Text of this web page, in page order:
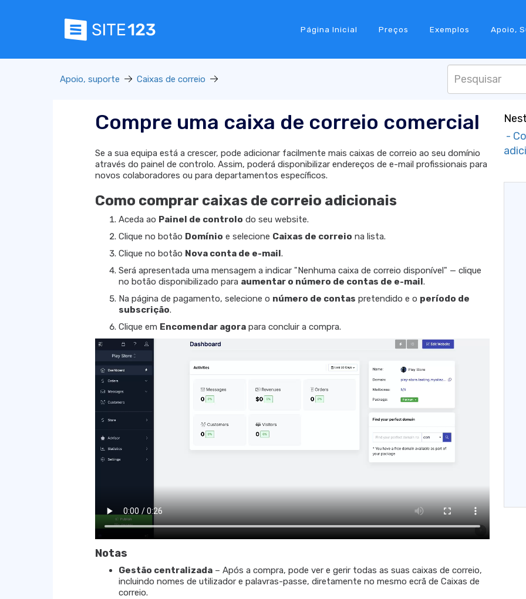
Página Inicial Preços Exemplos Apoio,
Apoio, suporte Caixas de correio
Compre uma caixa de correio comercial
Se a sua equipa está a crescer, pode adicionar facilmente mais caixas de correio ao seu domínio
através do painel de controlo. Assim, poderá disponibilizar endereços de e-mail profissionais para
novos colaboradores ou para departamentos específicos.
Como comprar caixas de correio adicionais
Aceda ao Painel de controlo do seu website.
Clique no botão Domínio e selecione Caixas de correio na lista.
Clique no botão Nova conta de e-mail.
Será apresentada uma mensagem a indicar "Nenhuma caixa de correio disponível" — clique
no botão disponibilizado para aumentar o número de contas de e-mail.
Na página de pagamento, selecione o número de contas pretendido e o período de
subscrição.
Clique em Encomendar agora para concluir a compra.
Notas
Gestão centralizada – Após a compra, pode ver e gerir todas as suas caixas de correio,
incluindo nomes de utilizador e palavras-passe, diretamente no mesmo ecrã de Caixas de
correio.
-